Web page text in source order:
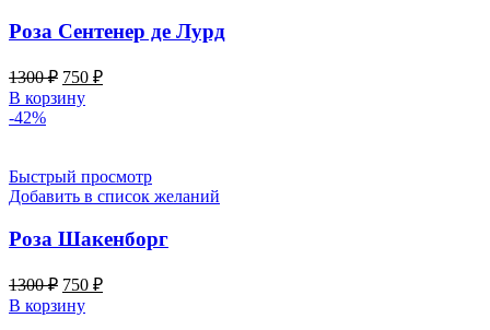
Роза Сентенер де Лурд
1300₽ Первоначальная
цена
составляла
750 ₽Текущая
В корзину
-42%
Быстрый просмотр
Добавить в список желаний
Роза Шакенборг
1300₽ Первоначальная
цена
составляла
750 ₽Текущая
В корзину